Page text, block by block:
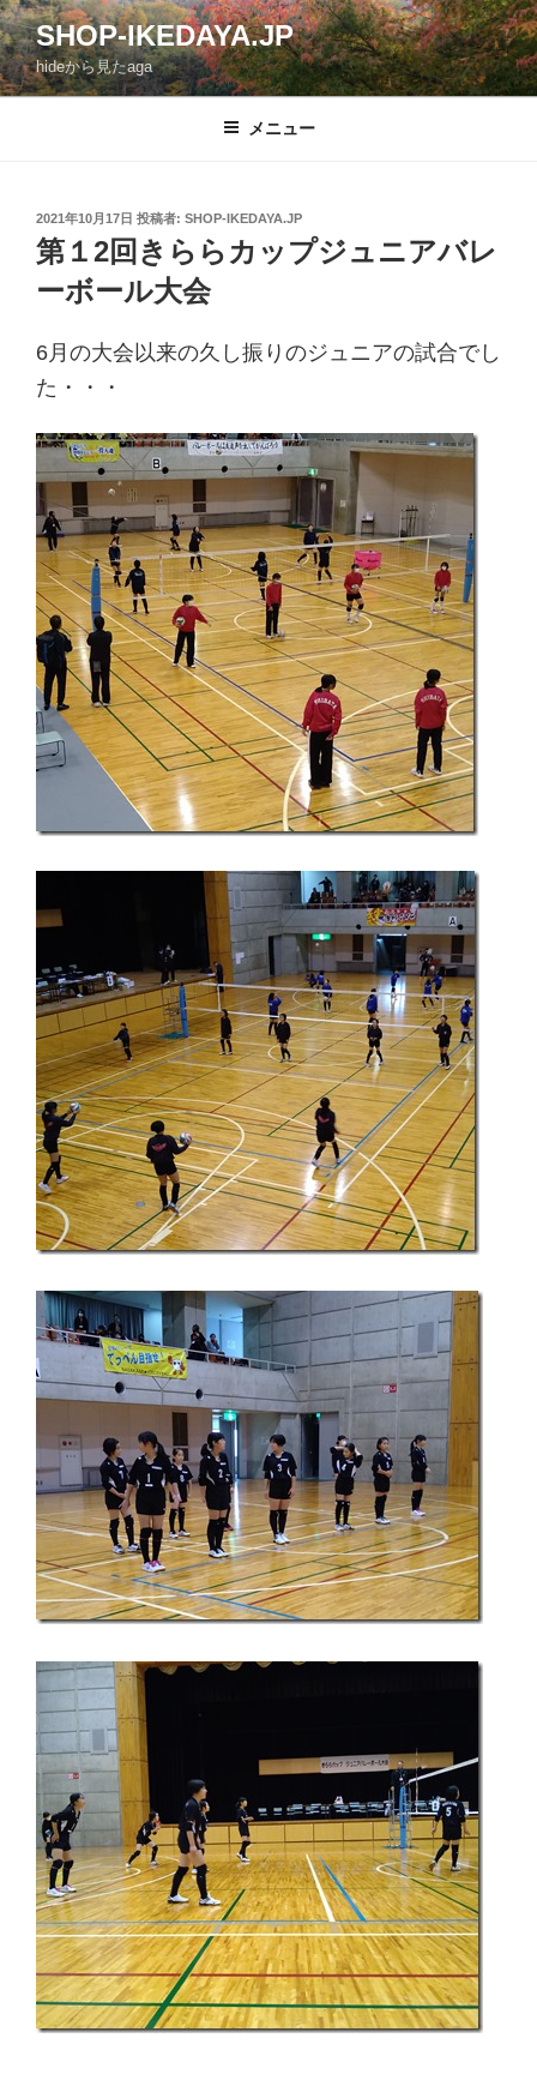
コ
ン
テ
ン
SHOP-IKEDAYA.JP
hideから見たaga
メニュー
投
稿
日:
2021年10月17日 投稿者: SHOP-IKEDAYA.JP
第１2回きららカップジュニアバレ
ーボール大会
6月の大会以来の久し振りのジュニアの試合でし
た・・・